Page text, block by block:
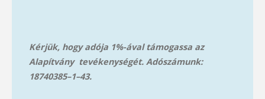
Kérjük, hogy adója 1%-ával támogassa az
Alapítvány tevékenységét. Adószámunk:
18740385–1–43.